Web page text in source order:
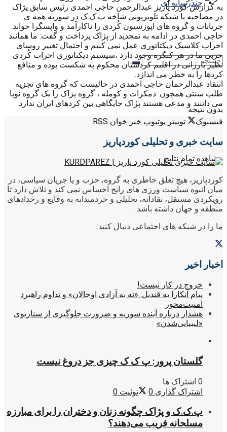
چندرسانه ای
بدون نتیجه
مشاهده تمام نتایج
به گزارش کورد پاریز عبدالرحمن حاجی احمدی رئیس سابق پژاک
در مصاحبه با شبکه تلویزیونی شاخه پ.ک.ک در سوریه همه ی
جریانات و گروه های اپوزسیون کُردی را ناکارآمد و واپسگرا خواند.
حاجی احمدی در ادامه به تمجدید از پژاک پرداخت و گفت: ما همانند
احراب کلاسیک دیکتاتوری عمل نمی کنیم و احتمال تغییر روسای
حزبی ما در هر کنگره وجود دارد ،سیستم دیکتاتوری احراب کُردی
نظیر بارزانی در اقلیم کردستان محکوم به شکست بوده و منافع
کردها را به خطر می اندازد.
انتقاد عبدالرحمان حاجی احمدی در حالیست که گروه های تجزیه
طلب سنتی همچون: دمکرات و کومله ، گروه پژاک را یک گروه نوپا
می داننند و مدعی هستند پژاک جایگاهی بین کردهای ایران ندارد.
فیسبوک
توییتر یوتیوب خبر خوان RSS
سایت خبری و تحلیلی کوردپاریز
کوردپاریز، هیچ تعلق خاطری به گروه، حزب و یا جریان سیاسی، در
میان انبوه سیاست ورزی های رایج احساس نمی کند و تلاش دارد تا
رویکردی مستقل، نقادانه، تحلیلی و خردمندانه به وقایع و رخدادهای
منطقه و جهان داشته باشد.
ما را در شبکه های اجتماعی دنبال کنید:
اخبار اخیر
خروج در کار نیست!
پیام آنکارا به قندیل: «نه به آزادی اوجالان» و تداوم راهبرد
امنیت‌محور
هشدار درباره آینده سوریه و ضرورت جلوگیری از سناریوی
«لیبیایی‌شدن»
گلستان پرور: پ ک ک چیزی جز دروغ نیست
0 اشتراک ها
اشتراک گذاری 0 توئیت 0
پ.ک.ک و پژاک چگونه زنان و دختران را برای مبارزه
مسلحانه فریب می‌دهند؟